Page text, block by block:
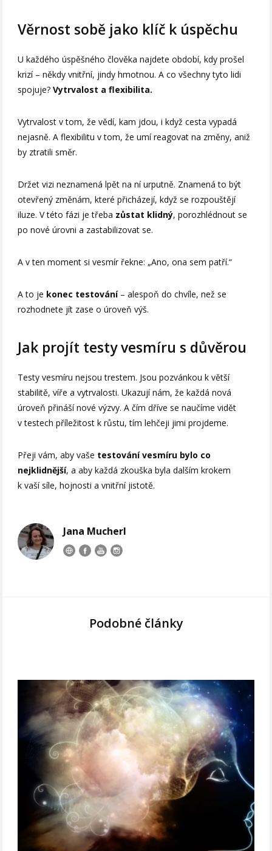
Věrnost sobě jako klíč k úspěchu
U každého úspěšného člověka najdete období, kdy prošel
krizí – někdy vnitřní, jindy hmotnou. A co všechny tyto lidi
spojuje?Vytrvalost a flexibilita.
Vytrvalost v tom, že vědí, kam jdou, i když cesta vypadá
nejasně. A flexibilitu v tom, že umí reagovat na změny, aniž
by ztratili směr.
Držet vizi neznamená lpět na ní urputně. Znamená to být
otevřený změnám, které přicházejí, když se rozpouštějí
iluze. V této fázi je třeba zůstat klidný, porozhlédnout se
po nové úrovni a zastabilizovat se.
A v ten moment si vesmír řekne: „Ano, ona sem patří.“
A to je konec testování– alespoň do chvíle, než se
rozhodnete jít zase o úroveň výš.
Jak projít testy vesmíru s důvěrou
Testy vesmíru nejsou trestem. Jsou pozvánkou k větší
stabilitě, víře a vytrvalosti. Ukazují nám, že každá nová
úroveň přináší nové výzvy. A čím dříve se naučíme vidět
v testech příležitost k růstu, tím lehčeji jimi projdeme.
Přeji vám, aby vaše testování vesmíru bylo co
nejklidnější, a aby každá zkouška byla dalším krokem
k vaší síle, hojnosti a vnitřní jistotě.
Jana Mucherl
Podobné články